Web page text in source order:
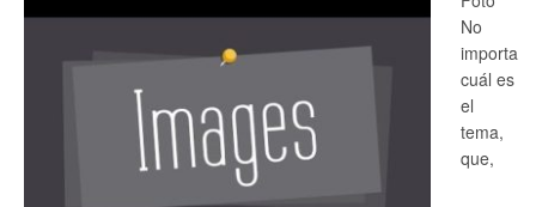
No
importa
cuál es
el
tema,
que,